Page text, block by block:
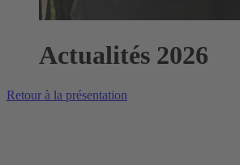
Actualités 2026
Retour à la présentation